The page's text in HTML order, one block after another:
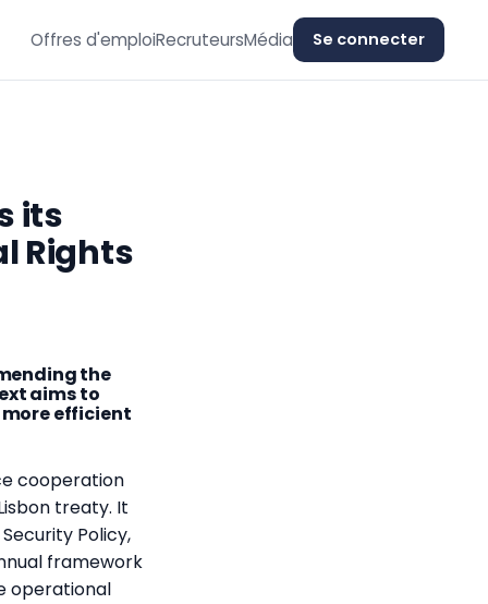
Offres d'emploiRecruteursMédia Se connecter
its
Rights
the
aims to
efficient
cooperation
treaty. It
Policy,
framework
operational